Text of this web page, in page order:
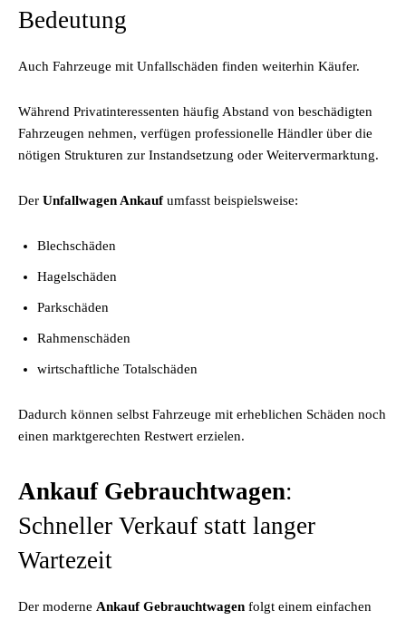
Bedeutung
Auch Fahrzeuge mit Unfallschäden finden weiterhin Käufer.
Während Privatinteressenten häufig Abstand von beschädigten
Fahrzeugen nehmen, verfügen professionelle Händler über die
nötigen Strukturen zur Instandsetzung oder Weitervermarktung.
Der Unfallwagen Ankaufumfasst beispielsweise:
Blechschäden
Hagelschäden
Parkschäden
Rahmenschäden
wirtschaftliche Totalschäden
Dadurch können selbst Fahrzeuge mit erheblichen Schäden noch
einen marktgerechten Restwert erzielen.
Ankauf Gebrauchtwagen:
Schneller Verkauf statt langer
Wartezeit
Der moderne Ankauf Gebrauchtwagen folgt einem einfachen